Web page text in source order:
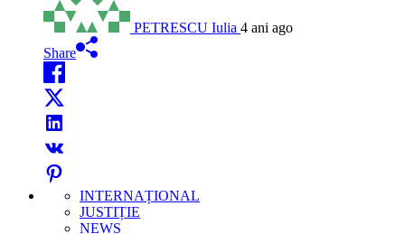
PETRESCU Iulia 4 ani ago
Share
INTERNAȚIONAL
JUSTIȚIE
NEWS